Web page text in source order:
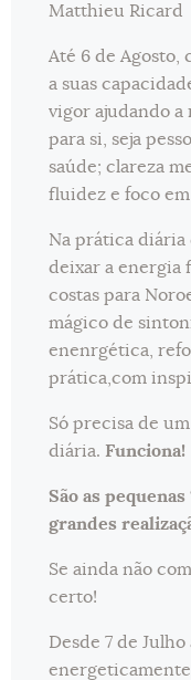
Matthieu Ricard
Até 6 de
a suas
vigor ajudando
para si, seja
saúde; clareza
fluidez e foco
Na prática diária
deixar a energia
costas para
mágico de
enenrgética,
prática,com
Só precisa de
diária.Funciona!
São as
grandes
Se ainda não
certo!
Desde 7 de